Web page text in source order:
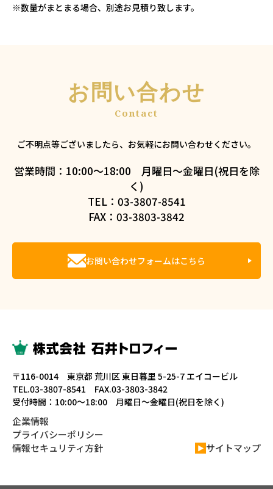
※数量がまとまる場合、別途お見積り致します。
お問い合わせ
ご不明点等ございましたら、お気軽にお問い合わせください。
営業時間：10:00～18:00 月曜日～金曜日(祝日を除
く)
TEL：03-3807-8541
FAX：03-3803-3842
お問い合わせフォームはこちら
〒116-0014 東京都 荒川区 東日暮里 5-25-7 エイコービル
TEL.03-3807-8541 FAX.03-3803-3842
受付時間：10:00～18:00 月曜日～金曜日(祝日を除く)
企業情報
プライバシーポリシー
情報セキュリティ方針
サイトマップ